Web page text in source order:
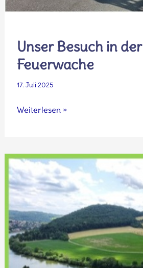
Unser Besuch in der
Feuerwache
17. Juli 2025
Unser
der
Feuerwache
Weiterlesen »